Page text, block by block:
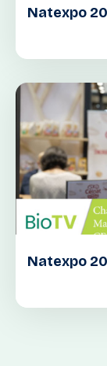
Natexpo
Natexpo